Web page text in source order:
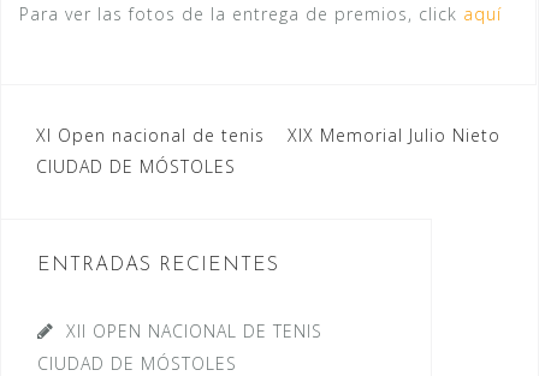
Para ver las fotos de la entrega de premios, click aquí
Navegación
de
XI Open nacional de tenis
CIUDAD DE MÓSTOLES
XIX Memorial Julio Nieto
ENTRADAS RECIENTES
XII OPEN NACIONAL DE TENIS
CIUDAD DE MÓSTOLES